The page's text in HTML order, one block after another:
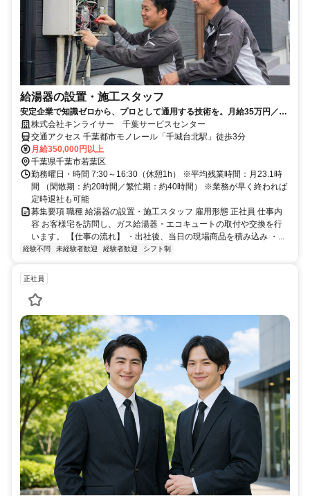
給湯器の設置・施工スタッフ
安定企業で知識ゼロから、プロとして通用する技術を。月給35万円／1
日1～3件・夕方退社可／給湯器交換
株式会社キンライサー 千葉サービスセンター
交通アクセス 千葉都市モノレール「千城台北駅」徒歩3分
月給350,000円以上
千葉県千葉市若葉区
勤務曜日・時間 7:30～16:30（休憩1h） ※平均残業時間：月23.1時
間 （閑散期：約20時間／繁忙期：約40時間） ※業務が早く終われば
定時退社も可能
募集要項 職種 給湯器の設置・施工スタッフ 雇用形態 正社員 仕事内
容 お客様宅を訪問し、ガス給湯器・エコキュートの取付や交換を行
います。 【仕事の流れ】 ・出社後、当日の現場商品を積み込み ・...
経験不問 未経験者歓迎 経験者歓迎 シフト制
正社員